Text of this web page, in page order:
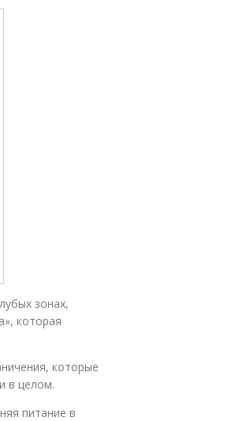
зонах,
которая
которые
в целом.
питание в